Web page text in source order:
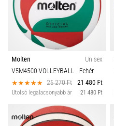
Molten
Unisex
V5M4500 VOLLEYBALL - Fehér
25 270 Ft
21 480 Ft
Utolsó legalacsonyabb ár 21 480 Ft